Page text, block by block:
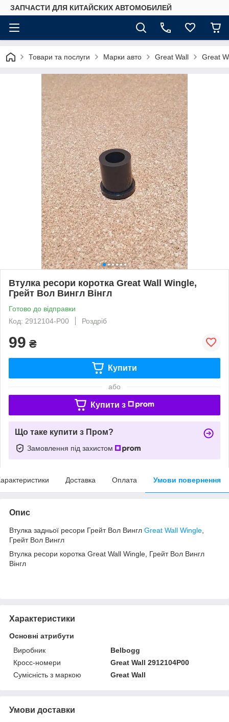
ЗАПЧАСТИ ДЛЯ КИТАЙСКИХ АВТОМОБИЛЕЙ
Товари та послуги Марки авто Great Wall Great
Втулка ресори коротка Great Wall Wingle,
Грейт Вол Вингл Вінгл
Готово до відправки
Код: 2912104-P00
Роздріб
99 ₴
Купити
або
Купити з
Що таке купити з Пром?
Замовлення під захистом
Доставка Оплата Умови повернення
Опис
Втулка задньої ресори Грейт Вол Вингл Great Wall Wingle
Грейт Вол Вингл
Втулка ресори коротка Great Wall Wingle, Грейт Вол Вингл
Вінгл
Характеристики
Основні атрибути
Виробник
Belbogg
Кросс-номери
Great Wall 2912104P00
Сумісність з маркою
Great Wall
Умови доставки